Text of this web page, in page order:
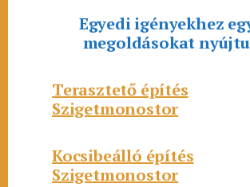
Egyedi igényekhez
megoldásokat
Terasztető építés
Szigetmonostor
Kocsibeálló építés
Szigetmonostor